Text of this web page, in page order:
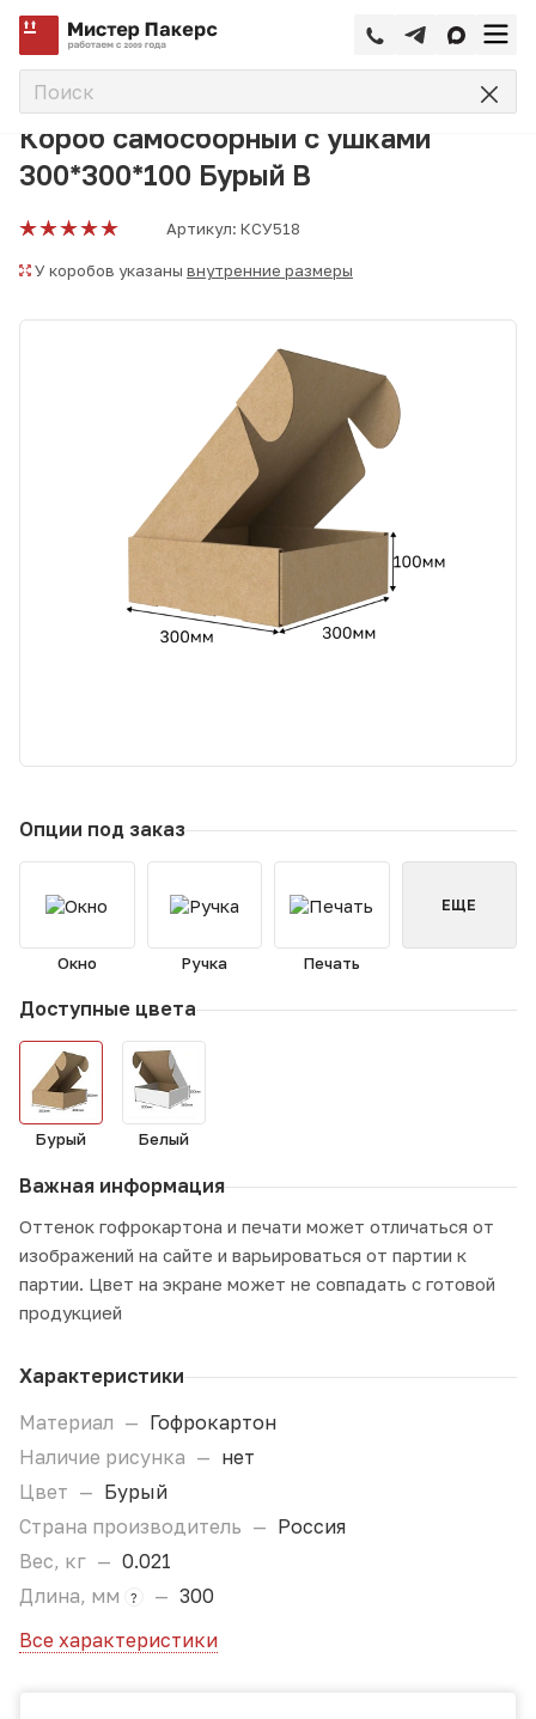
Главная Короб
Короб самосборный с ушками
300*300*100 Бурый В
Артикул: КСУ518
У коробов указаны внутренние размеры
Опции под заказ
Окно Ручка Печать
ЕЩЕ
Доступные цвета
Бурый Белый
Важная информация
Оттенок гофрокартона и печати может отличаться от
изображений на сайте и варьироваться от партии к
партии. Цвет на экране может не совпадать с готовой
продукцией
Характеристики
Материал — Гофрокартон
Наличие рисунка — нет
Цвет — Бурый
Страна производитель — Россия
Вес, кг — 0.021
Длина, мм
? — 300
Все характеристики